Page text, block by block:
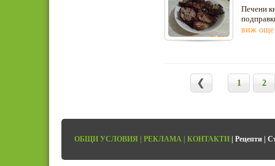
Печени
виж още
1 2
ОБЩИ УСЛОВИЯ РЕКЛАМА КОНТАКТИ Рецепти